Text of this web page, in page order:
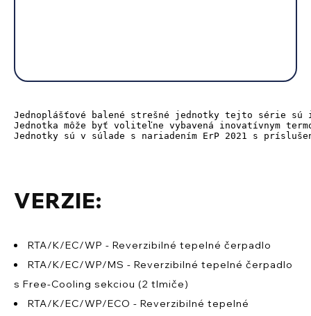
Jednoplášťové balené strešné jednotky tejto série sú
Jednotka môže byť voliteľne vybavená inovatívnym
Jednotky sú v súlade s nariadením ErP 2021 s
VERZIE:
RTA/K/EC/WP - Reverzibilné tepelné čerpadlo
RTA/K/EC/WP/MS - Reverzibilné tepelné čerpadlo
s Free-Cooling sekciou (2 tlmiče)
RTA/K/EC/WP/ECO - Reverzibilné tepelné